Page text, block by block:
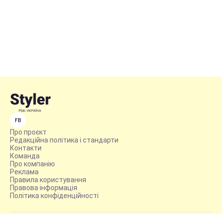
FB
Про проєкт
Редакційна політика і стандарти
Контакти
Команда
Про компанію
Реклама
Правила користування
Правова інформація
Політика конфіденційності